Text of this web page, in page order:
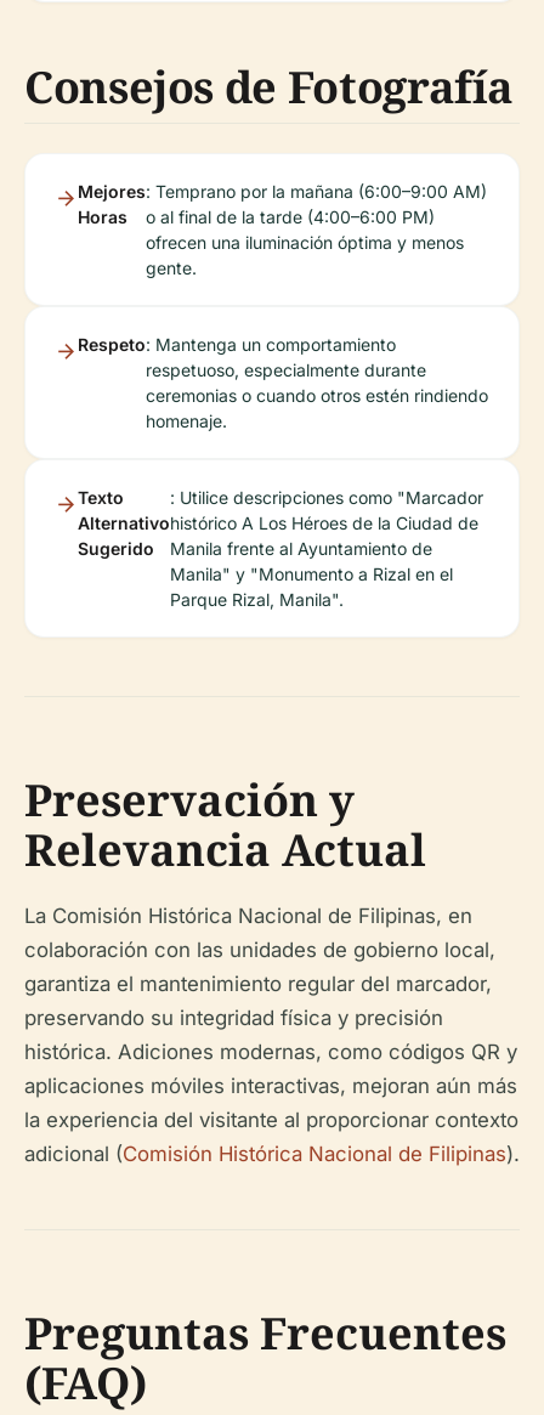
Consejos de Fotografía
Mejores
Horas
: Temprano por la mañana (6:00–9:00 AM)
o al final de la tarde (4:00–6:00 PM)
ofrecen una iluminación óptima y menos
gente.
Respeto: Mantenga un comportamiento
respetuoso, especialmente durante
ceremonias o cuando otros estén rindiendo
homenaje.
Texto
Alternativo
Sugerido
: Utilice descripciones como "Marcador
histórico A Los Héroes de la Ciudad de
Manila frente al Ayuntamiento de
Manila" y "Monumento a Rizal en el
Parque Rizal, Manila".
Preservación y
Relevancia Actual
La Comisión Histórica Nacional de Filipinas, en
colaboración con las unidades de gobierno local,
garantiza el mantenimiento regular del marcador,
preservando su integridad física y precisión
histórica. Adiciones modernas, como códigos QR y
aplicaciones móviles interactivas, mejoran aún más
la experiencia del visitante al proporcionar contexto
adicional (Comisión Histórica Nacional de Filipinas).
Preguntas Frecuentes
(FAQ)